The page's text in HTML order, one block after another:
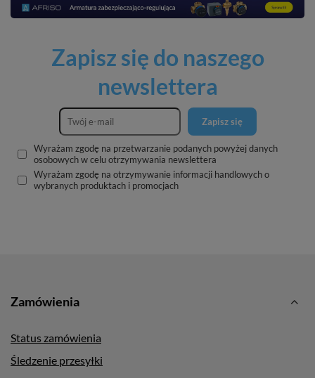
Zapisz się do naszego
newslettera
Zapisz się
Wyrażam zgodę na przetwarzanie podanych powyżej danych
osobowych w celu otrzymywania newslettera
Wyrażam zgodę na otrzymywanie informacji handlowych o
wybranych produktach i promocjach
Zamówienia
Status zamówienia
Śledzenie przesyłki